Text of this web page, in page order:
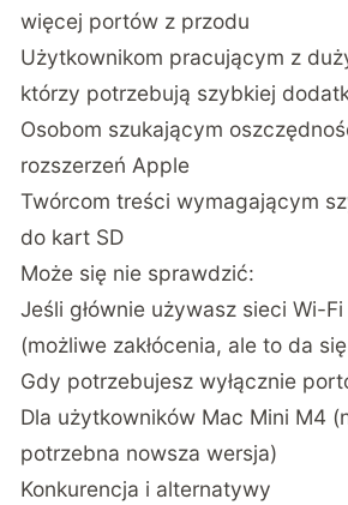
więcej portów z przodu
Użytkownikom pracującym z
którzy potrzebują szybkiej
Osobom szukającym
rozszerzeń Apple
Twórcom treści wymagającym
do kart SD
Może się nie sprawdzić:
Jeśli głównie używasz sieci Wi-
(możliwe zakłócenia, ale to da
Gdy potrzebujesz wyłącznie
Dla użytkowników Mac Mini M4
potrzebna nowsza wersja)
Konkurencja i alternatywy